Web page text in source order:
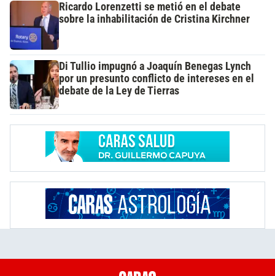
Ricardo Lorenzetti se metió en el debate
sobre la inhabilitación de Cristina Kirchner
Di Tullio impugnó a Joaquín Benegas Lynch
por un presunto conflicto de intereses en el
debate de la Ley de Tierras